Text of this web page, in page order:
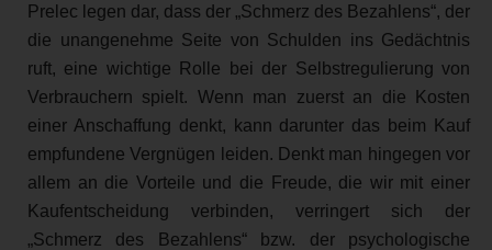
Prelec legen dar, dass der „Schmerz des Bezahlens“, der
die unangenehme Seite von Schulden ins Gedächtnis
ruft, eine wichtige Rolle bei der Selbstregulierung von
Verbrauchern spielt. Wenn man zuerst an die Kosten
einer Anschaffung denkt, kann darunter das beim Kauf
empfundene Vergnügen leiden. Denkt man hingegen vor
allem an die Vorteile und die Freude, die wir mit einer
Kaufentscheidung verbinden, verringert sich der
„Schmerz des Bezahlens“ bzw. der psychologische